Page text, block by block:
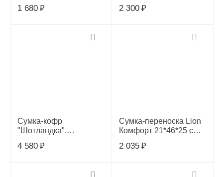
1 680 ₽ 2 300 ₽
Сумка-кофр
"Шотландка",
4 580 ₽
Сумка-переноска Lion
Комфорт 21*46*25 см,
2 035 ₽